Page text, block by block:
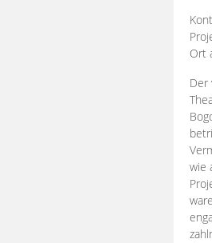
Ort
Der
wie
zahlr